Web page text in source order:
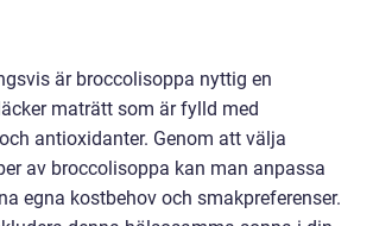
är broccolisoppa nyttig en
maträtt som är fylld med
antioxidanter. Genom att välja
av broccolisoppa kan man anpassa
egna kostbehov och smakpreferenser.